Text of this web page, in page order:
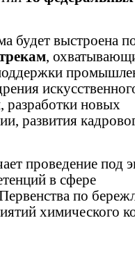
будет выстроена
,
разработки новых
развития
проведение под
в сфере
по
химического